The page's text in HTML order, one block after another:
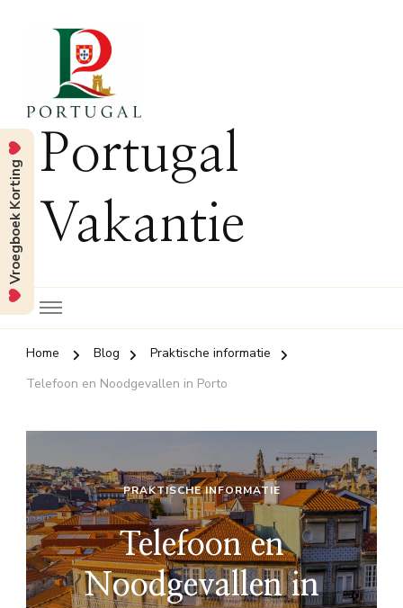
Portugal
Vakantie
Home Blog
Praktische informatie
Telefoon en Noodgevallen in Porto
PRAKTISCHE INFORMATIE
Telefoon en
Noodgevallen in
Vroegboek Korting